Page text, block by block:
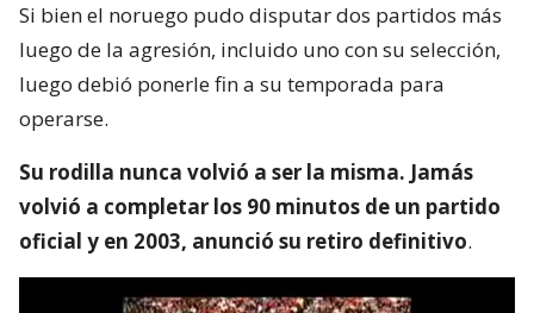
Si bien el noruego pudo disputar dos partidos más
luego de la agresión, incluido uno con su selección,
luego debió ponerle fin a su temporada para
operarse.
Su rodilla nunca volvió a ser la misma. Jamás
volvió a completar los 90 minutos de un partido
oficial y en 2003, anunció su retiro definitivo.